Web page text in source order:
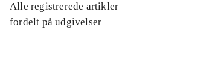
Alle registrerede artikler
fordelt på udgivelser